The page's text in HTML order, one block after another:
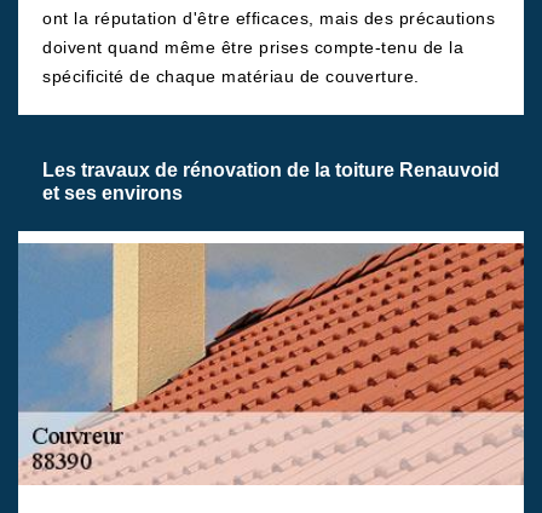
ont la réputation d'être efficaces, mais des précautions
doivent quand même être prises compte-tenu de la
spécificité de chaque matériau de couverture.
Les travaux de rénovation de la toiture Renauvoid
et ses environs